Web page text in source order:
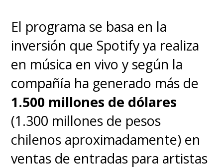
El programa se basa en la
inversión que Spotify ya realiza
en música en vivo y según la
compañía ha generado más de
1.500 millones de dólares
(1.300 millones de pesos
chilenos aproximadamente) en
ventas de entradas para artistas